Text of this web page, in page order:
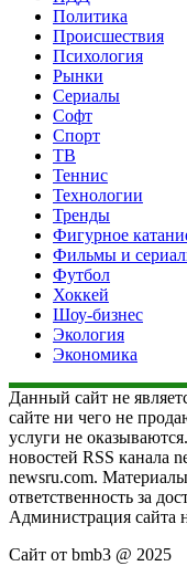
Политика
Происшествия
Психология
Рынки
Сериалы
Софт
Спорт
ТВ
Теннис
Технологии
Тренды
Фигурное
Фильмы и
Футбол
Хоккей
Шоу-бизнес
Экология
Экономика
Данный сайт не
сайте ни чего не
услуги не
новостей RSS канала
newsru.com.
ответственность за
Администрация сайта
Сайт от bmb3 @ 2025